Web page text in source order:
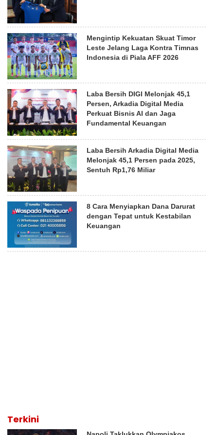
Mengintip Kekuatan Skuat Timor
Leste Jelang Laga Kontra Timnas
Indonesia di Piala AFF 2026
Laba Bersih DIGI Melonjak 45,1
Persen, Arkadia Digital Media
Perkuat Bisnis AI dan Jaga
Fundamental Keuangan
Laba Bersih Arkadia Digital Media
Melonjak 45,1 Persen pada 2025,
Sentuh Rp1,76 Miliar
8 Cara Menyiapkan Dana Darurat
dengan Tepat untuk Kestabilan
Keuangan
Terkini